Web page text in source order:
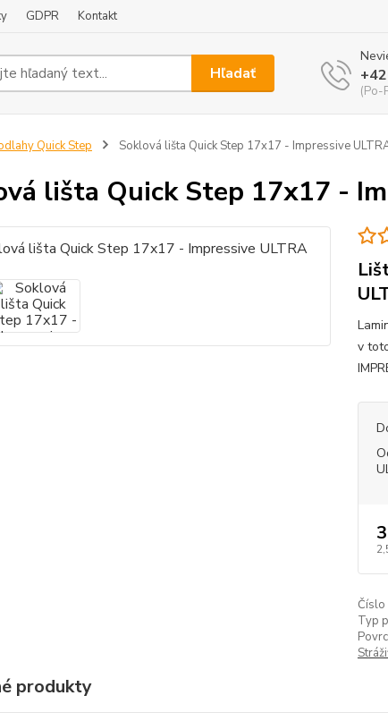
GDPR Kontakt
Hľadať
(Po-
Quick Step Soklová lišta Quick Step 17x17 - Impressive
lišta Quick Step 17x17 -
v
Číslo
Typ
produkty